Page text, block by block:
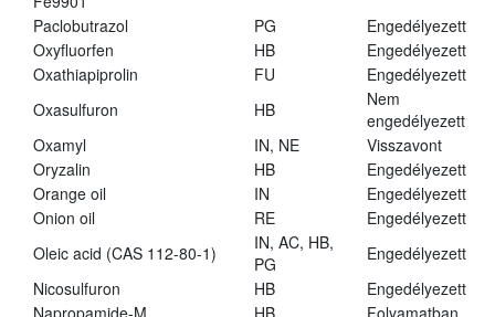
Paclobutrazol PG
Engedélyezett
Oxyfluorfen
HB
Engedélyezett
Oxathiapiprolin
FU
Engedélyezett
Oxasulfuron
HB
Nem
engedélyezett
Oxamyl
IN, NE
Visszavont
Oryzalin
HB
Engedélyezett
Orange oil
IN
Engedélyezett
Onion oil
RE
Engedélyezett
Oleic acid (CAS 112-80-1)
IN, AC, HB,
PG
Engedélyezett
Nicosulfuron
HB
Engedélyezett